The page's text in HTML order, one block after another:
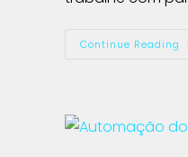
Continue Reading